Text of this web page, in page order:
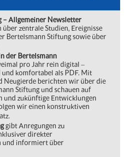
– Allgemeiner Newsletter
zentrale Studien, Ereignisse
Bertelsmann Stiftung sowie über
der Bertelsmann
pro Jahr rein digital ‒
und komfortabel als PDF. Mit
Neugierde berichten wir über die
Stiftung und schauen auf
und zukünftige Entwicklungen
wir einen konstruktiven
gibt Anregungen zu
direkter
und informiert über